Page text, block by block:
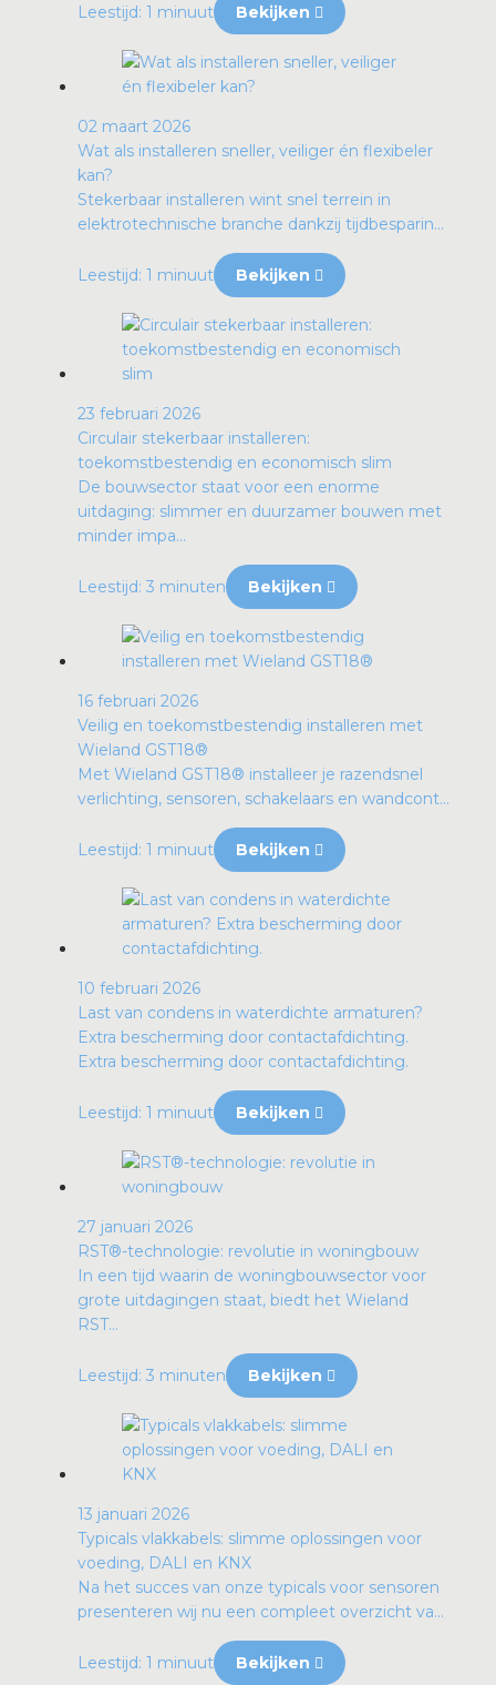
Leestijd: 1 minuut Bekijken
02 maart 2026
Wat als installeren sneller, veiliger én flexibeler
kan?
Stekerbaar installeren wint snel terrein in
elektrotechnische branche dankzij tijdbesparin...
Leestijd: 1 minuut Bekijken
23 februari 2026
Circulair stekerbaar installeren:
toekomstbestendig en economisch slim
De bouwsector staat voor een enorme
uitdaging: slimmer en duurzamer bouwen met
minder impa...
Leestijd: 3 minuten Bekijken
16 februari 2026
Veilig en toekomstbestendig installeren met
Wieland GST18®
Met Wieland GST18® installeer je razendsnel
verlichting, sensoren, schakelaars en wandcont...
Leestijd: 1 minuut Bekijken
10 februari 2026
Last van condens in waterdichte armaturen?
Extra bescherming door contactafdichting.
Extra bescherming door contactafdichting.
Leestijd: 1 minuut Bekijken
27 januari 2026
RST®-technologie: revolutie in woningbouw
In een tijd waarin de woningbouwsector voor
grote uitdagingen staat, biedt het Wieland
RST...
Leestijd: 3 minuten Bekijken
13 januari 2026
Typicals vlakkabels: slimme oplossingen voor
voeding, DALI en KNX
Na het succes van onze typicals voor sensoren
presenteren wij nu een compleet overzicht va...
Leestijd: 1 minuut Bekijken